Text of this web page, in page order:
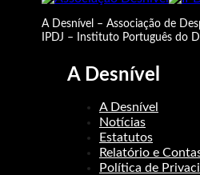
A Desnível – Associação de
IPDJ – Instituto Português do
A Desnível
A Desnível
Notícias
Estatutos
Relatório e
Política de